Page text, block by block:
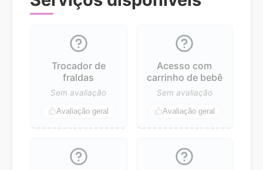
Trocador de
fraldas
Sem avaliação
Avaliação geral
Acesso com
carrinho de bebê
Sem avaliação
Avaliação geral